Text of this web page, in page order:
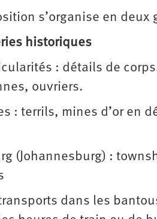
s’organise en deux
historiques
: détails de
ouvriers.
: terrils, mines d’or en
(Johannesburg) :
dans les